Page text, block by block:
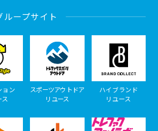
ループサイト
ョン
ス
スポーツアウトドア
リユース
ハイブランド
リユース